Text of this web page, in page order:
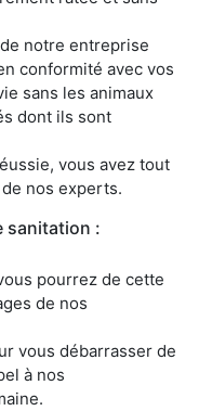
notre entreprise
conformité avec vos
sans les animaux
dont ils sont
vous avez tout
nos experts.
sanitation :
pourrez de cette
de nos
vous débarrasser de
à nos